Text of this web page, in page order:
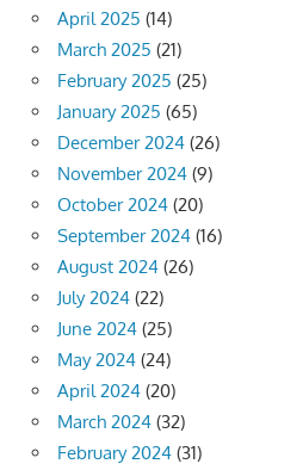
April 2025 (14)
March 2025 (21)
February 2025 (25)
January 2025 (65)
December 2024 (26)
November 2024 (9)
October 2024 (20)
September 2024 (16)
August 2024 (26)
July 2024 (22)
June 2024 (25)
May 2024 (24)
April 2024 (20)
March 2024 (32)
February 2024 (31)